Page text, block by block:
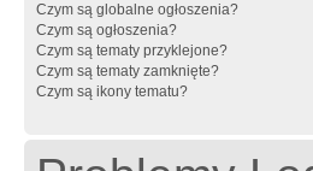
Czym są globalne ogłoszenia?
Czym są ogłoszenia?
Czym są tematy przyklejone?
Czym są tematy zamknięte?
Czym są ikony tematu?